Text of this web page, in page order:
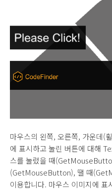
마우스의 왼쪽, 오른쪽, 가운데(
에 표시하고 눌린 버튼에 대해
스를 눌렀을 때(
(GetMouseButton), 땔 때
이용합니다. 마우스 이미지에 표